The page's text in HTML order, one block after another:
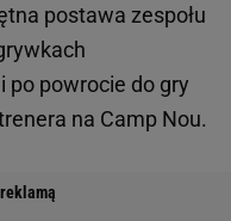
postawa zespołu
po powrocie do gry
na Camp Nou.